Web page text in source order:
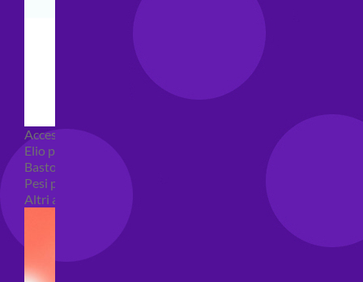
Accessori e Attrezzatura palloncini
Elio per palloncini
Bastoncini per palloncini
Pesi per palloncini
Altri accessori palloncini